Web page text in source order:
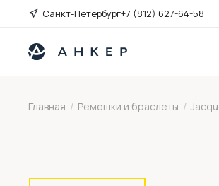
Санкт-Петербург+7 (812) 627-64-58
Главная / Ремешки и браслеты /